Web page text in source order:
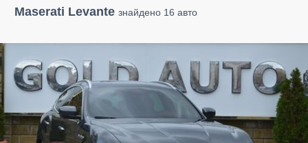
Maserati Levante знайдено 16 авто